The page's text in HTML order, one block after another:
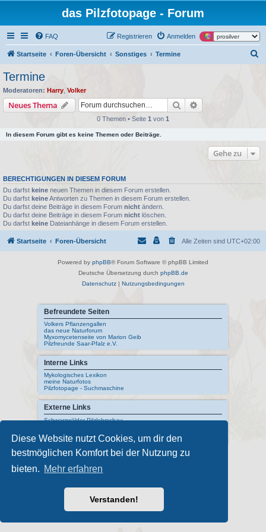
Diese Website nutzt Cookies, um dir den
bestmöglichen Komfort bei der Nutzung zu
bieten. Mehr erfahren
Verstanden!
das Pilzfotopage - Forum
FAQ Anmelden
Registrieren
Startseite Foren-Übersicht Sonstiges Termine
Termine
Moderatoren: Harry Volker
Neues Thema Suche
0 Themen • Seite 1 von 1
In diesem Forum gibt es keine Themen oder Beiträge.
Gehe zu
BERECHTIGUNGEN IN DIESEM FORUM
Du darfst keine neuen Themen in diesem Forum erstellen.
Du darfst keineAntworten zu Themen in diesem Forum erstellen.
Du darfst deine Beiträge in diesem Forum nicht ändern.
Du darfst deine Beiträge in diesem Forum nicht löschen.
Du darfst keine Dateianhänge in diesem Forum erstellen.
Startseite Foren-Übersicht Alle Zeiten sind UTC+02:00
Powered by phpBB® Forum Software © phpBB Limited
Deutsche Übersetzung durch phpBB.de
Datenschutz| Nutzungsbedingungen
Befreundete Seiten
Volkers Pflanzengallen
das neue Naturforum
Myxomycetenseite von Marion Geib
Pilzfreunde Saar-Pfalz e.V.
Interne Links
Mykologisches Lexikon
meine Naturfotos
Pilzfotopage - Suchmaschine
Externe Links
Schwarzwälder Pilzlehrschau
Index Fungorum